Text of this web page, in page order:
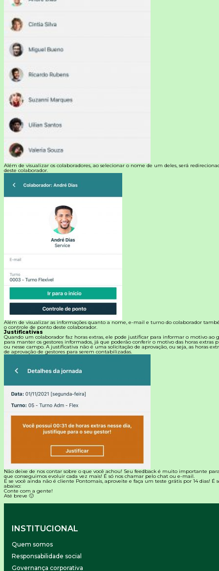
Além de visualizar os colaboradores, ao selecionar o nome de um deles, será
deste colaborador.
Além de visualizar as informações quanto a nome, e-mail e turno do colaborador
o controle de ponto deste colaborador.
Justificativas
Quando um colaborador faz horas extras, ele pode justificar para informar o motivo ao
para manter os gestores informados, já que poderão conferir o motivo das horas extras
ou nesse campo. A justificativa não é uma solicitação de aprovação, ou seja, as horas
de aprovação de gestores para serem contabilizadas.
Não deixe de nos contar sobre o que você achou! Seu feedback é muito importante
que conseguimos evoluir cada vez mais! É só nos chamar pelo chat ou e-mail.
E se você ainda não é cliente Pontomais, aproveite e faça um teste grátis por 14 dias! É
abaixo:
Conte com a gente!
Até breve 🙂
INSTITUCIONAL
Quem somos
Responsabilidade social
Governança corporativa